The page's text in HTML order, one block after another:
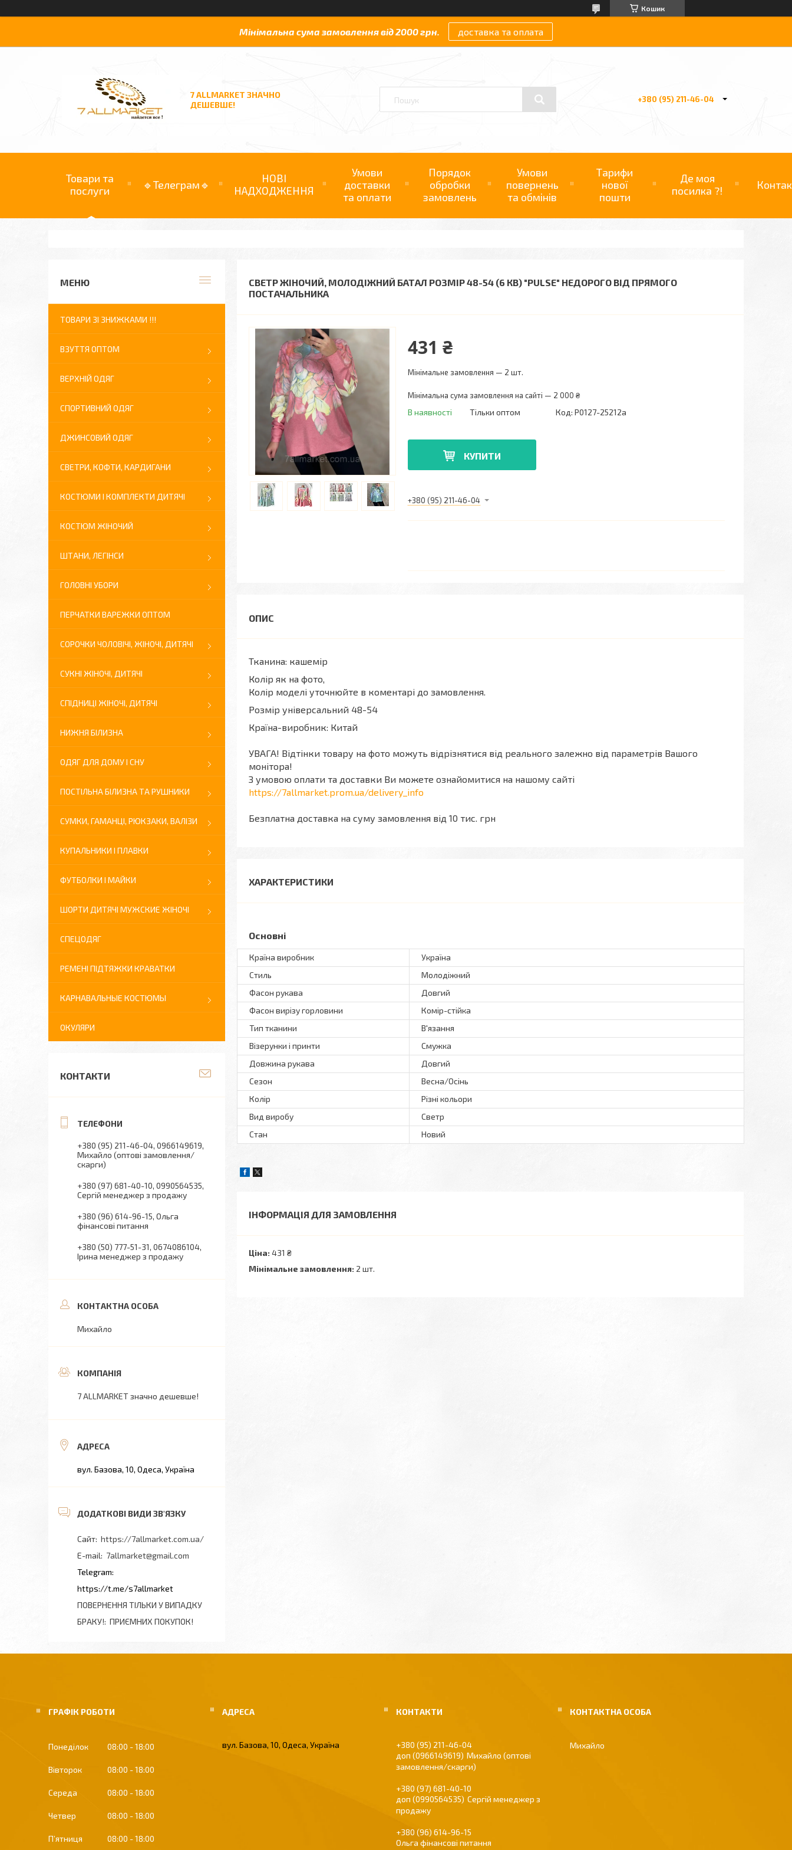
Кошик
Мінімальна сума замовлення від 2000 грн. доставка та оплата
7 ALLMARKET ЗНАЧНО
ДЕШЕВШЕ!
+380 (95) 211-46-04
Товари та
послуги
🔹Телеграм🔹
НОВІ
НАДХОДЖЕННЯ
Умови
доставки
та оплати
Порядок
обробки
замовлень
Умови
повернень
та обмінів
Тарифи
нової
пошти
Де моя
посилка ?!
СВЕТР ЖІНОЧИЙ, МОЛОДІЖНИЙ БАТАЛ РОЗМІР 48-54 (6 КВ) "PULSE" НЕДОРОГО ВІД ПРЯМОГО
ПОСТАЧАЛЬНИКА
431 ₴
Мінімальне замовлення — 2 шт.
Мінімальна сума замовлення на сайті — 2 000 ₴
В наявності Тільки оптом Код: P0127-25212a
КУПИТИ
+380 (95) 211-46-04
Тканина: кашемір
Колір як на фото,
Колір моделі уточнюйте в коментарі до замовлення.
Розмір універсальний 48-54
Країна-виробник: Китай
УВАГА! Відтінки товару на фото можуть відрізнятися від реального залежно від параметрів Вашого
монітора!
З умовою оплати та доставки Ви можете ознайомитися на нашому сайті
https://7allmarket.prom.ua/delivery_info
Безплатна доставка на суму замовлення від 10 тис. грн
ХАРАКТЕРИСТИКИ
Основні
Країна виробник
Україна
Стиль
Молодіжний
Фасон рукава
Довгий
Фасон вирізу горловини
Комір-стійка
Тип тканини
В'язання
Візерунки і принти
Смужка
Довжина рукава
Довгий
Сезон
Весна/Осінь
Колір
Різні кольори
Вид виробу
Светр
Стан
Новий
ІНФОРМАЦІЯ ДЛЯ ЗАМОВЛЕННЯ
Ціна: 431 ₴
Мінімальне замовлення: 2 шт.
ТОВАРИ ЗІ ЗНИЖКАМИ !!!
ВЗУТТЯ ОПТОМ
ВЕРХНІЙ ОДЯГ
СПОРТИВНИЙ ОДЯГ
ДЖИНСОВИЙ ОДЯГ
СВЕТРИ, КОФТИ, КАРДИГАНИ
КОСТЮМИ І КОМПЛЕКТИ ДИТЯЧІ
КОСТЮМ ЖІНОЧИЙ
ШТАНИ, ЛЕГІНСИ
ГОЛОВНІ УБОРИ
ПЕРЧАТКИ ВАРЕЖКИ ОПТОМ
СОРОЧКИ ЧОЛОВІЧІ, ЖІНОЧІ, ДИТЯЧІ
СУКНІ ЖІНОЧІ, ДИТЯЧІ
СПІДНИЦІ ЖІНОЧІ, ДИТЯЧІ
НИЖНЯ БІЛИЗНА
ОДЯГ ДЛЯ ДОМУ І СНУ
ПОСТІЛЬНА БІЛИЗНА ТА РУШНИКИ
СУМКИ, ГАМАНЦІ, РЮКЗАКИ, ВАЛІЗИ
КУПАЛЬНИКИ І ПЛАВКИ
ФУТБОЛКИ І МАЙКИ
ШОРТИ ДИТЯЧІ МУЖСКИЕ ЖІНОЧІ
СПЕЦОДЯГ
РЕМЕНІ ПІДТЯЖКИ КРАВАТКИ
КАРНАВАЛЬНЫЕ КОСТЮМЫ
ОКУЛЯРИ
КОНТАКТИ
+380 (95) 211-46-04 0966149619
Михайло (оптові замовлення/
скарги)
+380 (97) 681-40-10 0990564535
Сергій менеджер з продажу
+380 (96) 614-96-15 Ольга
фінансові питання
+380 (50) 777-51-31 0674086104
Ірина менеджер з продажу
Михайло
7 ALLMARKET значно дешевше!
вул. Базова, 10, Одеса, Україна
https://7allmarket.com.ua/
7allmarket@gmail.com
https://t.me/s7allmarket
ПОВЕРНЕННЯ ТІЛЬКИ У ВИПАДКУ
БРАКУ! ПРИЄМНИХ ПОКУПОК!
ГРАФІК РОБОТИ
Понеділок 08:00 18:00
Вівторок 08:00 18:00
Середа 08:00 18:00
Четвер 08:00 18:00
Пʼятниця 08:00 18:00
вул. Базова, 10, Одеса, Україна
+380 (95) 211-46-04
0966149619
Михайло (оптові
замовлення/скарги)
+380 (97) 681-40-10
0990564535
Сергій менеджер з
продажу
+380 (96) 614-96-15
Ольга фінансові питання
Михайло